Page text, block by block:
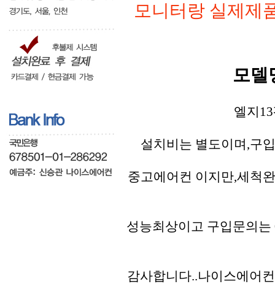
모니터랑 실제제
모델
엘지
설치비는 별도이며,구
중고에어컨 이지만,세척
성능최상이고 구입문의
감사합니다..나이스에어